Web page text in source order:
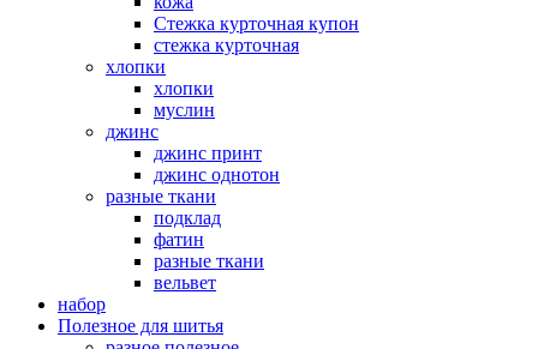
Стежка курточная купон
стежка курточная
хлопки
хлопки
муслин
джинс
джинс принт
джинс однотон
разные ткани
подклад
фатин
разные ткани
вельвет
набор
Полезное для шитья